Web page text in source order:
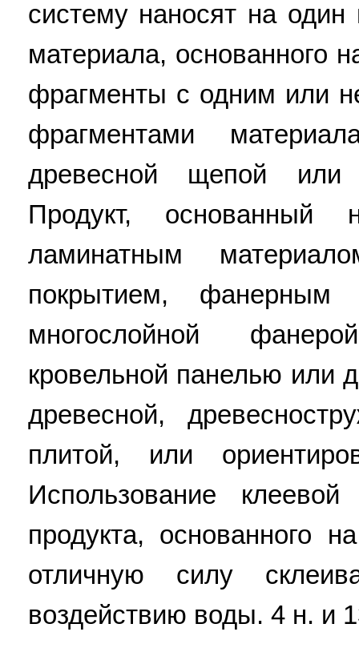
систему наносят на
материала, основанного
фрагменты с одним или
фрагментами
древесной щепой или
Продукт, основанный
ламинатным
покрытием, фанерным
многослойной
кровельной панелью или
древесной,
плитой, или
Использование
продукта, основанного
отличную силу
воздействию воды. 4 н. и